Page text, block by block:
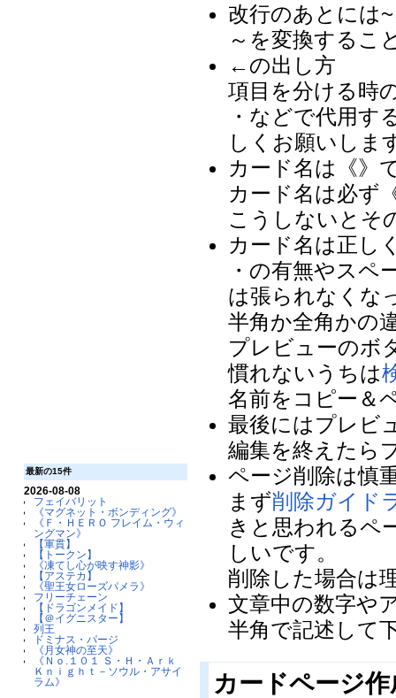
最新の15件
2026-08-08
フェイバリット
《マグネット・ボンディング》
《Ｆ・ＨＥＲＯ フレイム・ウィ
ングマン》
【軍貫】
【トークン】
《凍てし心が映す神影》
【アステカ】
《聖王女ローズパメラ》
フリーチェーン
【ドラゴンメイド】
【＠イグニスター】
列王
ドミナス・パージ
《月女神の至天》
《Ｎｏ.１０１ Ｓ・Ｈ・Ａｒｋ
Ｋｎｉｇｈｔ－ソウル・アサイ
ラム》
改行のあとには
～を変換するこ
←の出し方
項目を分ける時
・などで代用す
しくお願いしま
カード名は《》
カード名は必ず
こうしないとそ
カード名は正し
・の有無やスペ
は張られなくな
半角か全角かの
プレビューのボ
慣れないうちは
名前をコピー＆
最後にはプレビ
編集を終えたら
ページ削除は慎
まず削除ガイド
きと思われるペ
しいです。
削除した場合は
文章中の数字や
半角で記述して
カードページ